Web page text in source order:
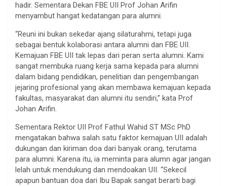
hadir. Sementara Dekan FBE UII Prof Johan Arifin
menyambut hangat kedatangan para alumni.
“Reuni ini bukan sekedar ajang silaturahmi, tetapi juga
sebagai bentuk kolaborasi antara alumni dan FBE UII.
Kemajuan FBE UII tak lepas dari peran serta alumni. Kami
sangat membuka ruang kerja sama kepada para alumni
dalam bidang pendidikan, penelitian dan pengembangan
jejaring profesional yang akan membawa kemajuan kepada
fakultas, masyarakat dan alumni itu sendiri,” kata Prof
Johan Arifin.
Sementara Rektor UII Prof Fathul Wahid ST MSc PhD
mengatakan bahwa salah satu faktor kemajuan UII adalah
dukungan dan kiriman doa dari banyak orang, terutama
para alumni. Karena itu, ia meminta para alumn agar jangan
lelah untuk mendukung dan mendoakan UII. “Sekecil
apapun bantuan doa dari Ibu Bapak sangat berarti bagi